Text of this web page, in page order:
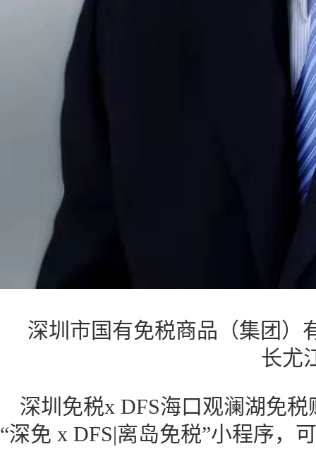
深圳市国有免税商品（集团）
长尤
深圳免税x DFS海口观澜湖免
“深免 x DFS|离岛免税”小程序，